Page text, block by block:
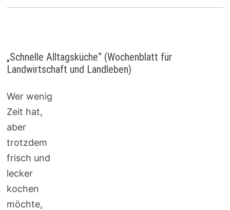
„Schnelle Alltagsküche“ (Wochenblatt für
Landwirtschaft und Landleben)
Wer wenig
Zeit hat,
aber
trotzdem
frisch und
lecker
kochen
möchte,